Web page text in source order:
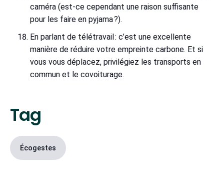
caméra (est-ce cependant une raison suffisante
pour les faire en pyjama ?).
En parlant de télétravail : c’est une excellente
manière de réduire votre empreinte carbone. Et si
vous vous déplacez, privilégiez les transports en
commun et le covoiturage.
Tag
Écogestes